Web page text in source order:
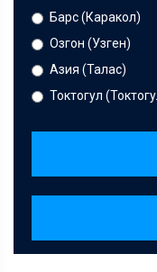
Барс (Каракол)
Озгон (Узген)
Азия (Талас)
Токтогул